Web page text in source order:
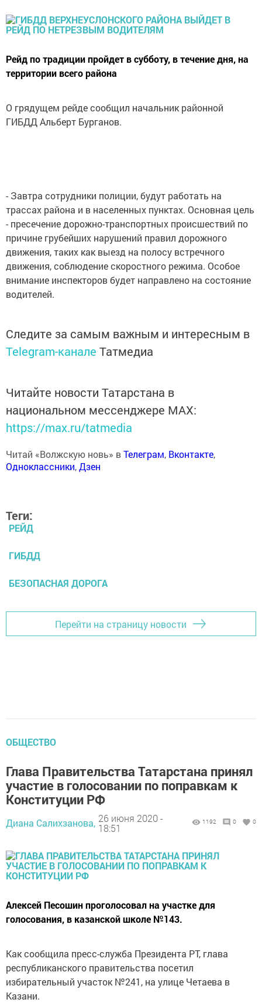
Рейд по традиции пройдет в субботу, в течение дня, на
территории всего района
О грядущем рейде сообщил начальник районной
ГИБДД Альберт Бурганов.
- Завтра сотрудники полиции, будут работать на
трассах района и в населенных пунктах. Основная цель
- пресечение дорожно-транспортных происшествий по
причине грубейших нарушений правил дорожного
движения, таких как выезд на полосу встречного
движения, соблюдение скоростного режима. Особое
внимание инспекторов будет направлено на состояние
водителей.
Следите за самым важным и интересным в
Telegram-канале Татмедиа
Читайте новости Татарстана в
национальном мессенджере MАХ:
https://max.ru/tatmedia
Читай «Волжскую новь» вТелеграм, Вконтакте,
Одноклассники,Дзен
Теги:
РЕЙД
ГИБДД
БЕЗОПАСНАЯ ДОРОГА
Перейти на страницу новости
ОБЩЕСТВО
Глава Правительства Татарстана принял
участие в голосовании по поправкам к
Конституции РФ
Диана Салихзанова, 26 июня 2020 -
18:51
1192 0 0
Алексей Песошин проголосовал на участке для
голосования, в казанской школе №143.
Как сообщила пресс-служба Президента РТ, глава
республиканского правительства посетил
избирательный участок №241, на улице Четаева в
Казани.